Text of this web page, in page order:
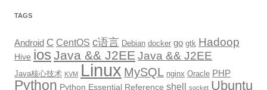
TAGS
Android C CentOS c语言 Debian docker go gtk Hadoop
Hive ios Java && J2EE Java && J2EE
Java核心技术 KVM Linux MySQL nginx Oracle PHP
Python Python Essential Reference shell socket Ubuntu